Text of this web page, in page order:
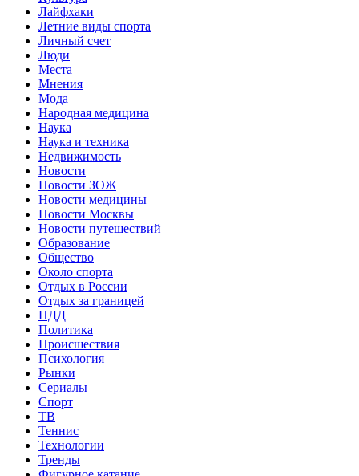
Лайфхаки
Летние виды спорта
Личный счет
Люди
Места
Мнения
Мода
Народная медицина
Наука
Наука и техника
Недвижимость
Новости
Новости ЗОЖ
Новости медицины
Новости Москвы
Новости путешествий
Образование
Общество
Около спорта
Отдых в России
Отдых за границей
ПДД
Политика
Происшествия
Психология
Рынки
Сериалы
Спорт
ТВ
Теннис
Технологии
Тренды